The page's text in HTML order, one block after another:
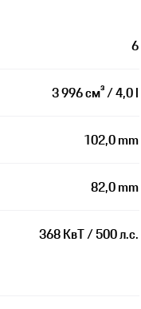
6
3 996 см³ / 4,0 l
102,0 mm
82,0 mm
368 КвТ / 500 л.с.